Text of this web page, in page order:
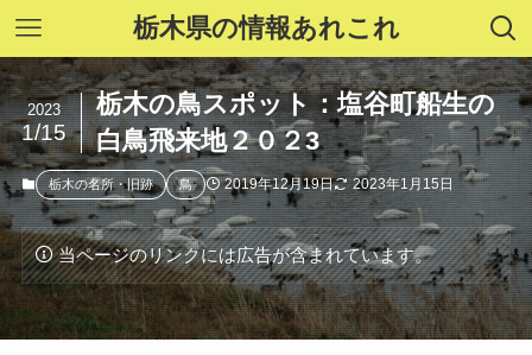
栃木県の情報あれこれ
栃木の鳥スポット：塩谷町船生の
白鳥飛来地２０２3
2023
1/15
栃木の名所・旧跡 鳥 2019年12月19日 2023年1月15日
当ページのリンクには広告が含まれています。